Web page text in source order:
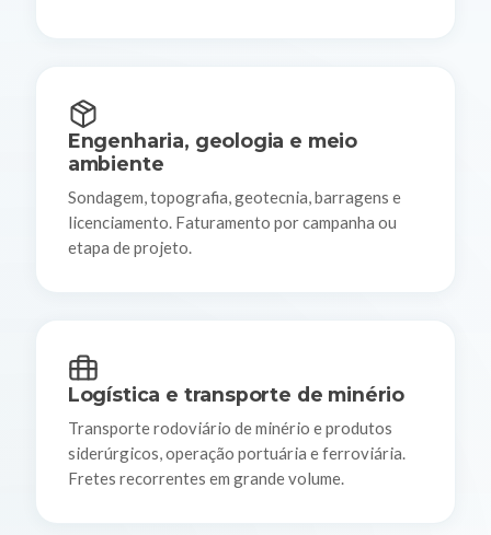
Engenharia, geologia e meio
ambiente
Sondagem, topografia, geotecnia, barragens e
licenciamento. Faturamento por campanha ou
etapa de projeto.
Logística e transporte de minério
Transporte rodoviário de minério e produtos
siderúrgicos, operação portuária e ferroviária.
Fretes recorrentes em grande volume.